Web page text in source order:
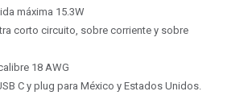
máxima 15.3W
corto circuito, sobre corriente y sobre
18 AWG
C y plug para México y Estados Unidos.